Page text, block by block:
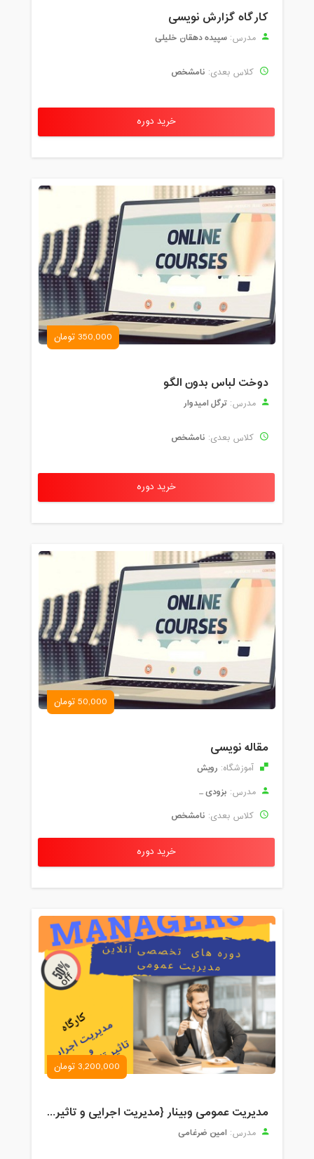
کارگاه گزارش نویسی
مدرس: سپیده دهقان خلیلی
کلاس بعدی: نامشخص
خرید دوره
350,000 تومان
دوخت لباس بدون الگو
مدرس: ترگل امیدوار
کلاس بعدی: نامشخص
خرید دوره
50,000 تومان
مقاله نویسی
آموزشگاه: رویش
مدرس: بزودی ...
کلاس بعدی: نامشخص
خرید دوره
3,200,000 تومان
مدیریت عمومی وبینار {مدیریت اجرایی و تاثیرات تکنولوژی}
مدرس: امین ضرغامی